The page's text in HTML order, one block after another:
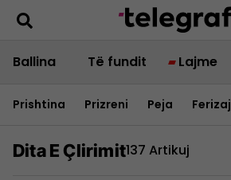
Ballina Të fundit Lajme
Prishtina Prizreni Peja Ferizaj
Dita E Çlirimit137 Artikuj